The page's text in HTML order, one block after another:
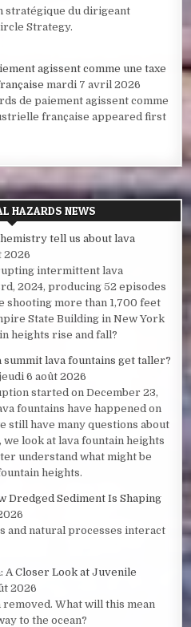
stratégique du dirigeant
Strategy.
agissent comme une taxe
mardi 7 avril 2026
de paiement agissent comme
française appeared first
HAZARDS NEWS
tell us about lava
2026
intermittent lava
2024, producing 52 episodes
shooting more than 1,700 feet
State Building in New York
heights rise and fall?
lava fountains get taller?
6 août 2026
started on December 23,
fountains have happened on
still have many questions about
look at lava fountain heights
understand what might be
heights.
Dredged Sediment Is Shaping
and natural processes interact
A Closer Look at Juvenile
2026
removed. What will this mean
to the ocean?